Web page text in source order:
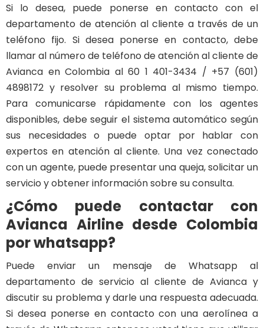
Si lo desea, puede ponerse en contacto con el
departamento de atención al cliente a través de un
teléfono fijo. Si desea ponerse en contacto, debe
llamar al número de teléfono de atención al cliente de
Avianca en Colombia al 60 1 401-3434 / +57 (601)
4898172 y resolver su problema al mismo tiempo.
Para comunicarse rápidamente con los agentes
disponibles, debe seguir el sistema automático según
sus necesidades o puede optar por hablar con
expertos en atención al cliente. Una vez conectado
con un agente, puede presentar una queja, solicitar un
servicio y obtener información sobre su consulta.
¿Cómo puede contactar con
Avianca Airline desde Colombia
por whatsapp?
Puede enviar un mensaje de Whatsapp al
departamento de servicio al cliente de Avianca y
discutir su problema y darle una respuesta adecuada.
Si desea ponerse en contacto con una aerolínea a